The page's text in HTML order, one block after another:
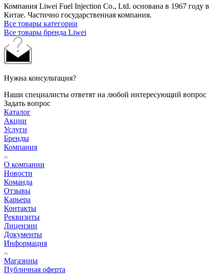
Компания Liwei Fuel Injection Co., Ltd. основана в 1967 году в
Китае. Частично государственная компания.
Все товары категории
Все товары бренда Liwei
Нужна консультация?
Наши специалисты ответят на любой интересующий вопрос
Задать вопрос
Каталог
Акции
Услуги
Бренды
Компания
О компании
Новости
Команда
Отзывы
Карьера
Контакты
Реквизиты
Лицензии
Документы
Информация
Магазины
Публичная оферта